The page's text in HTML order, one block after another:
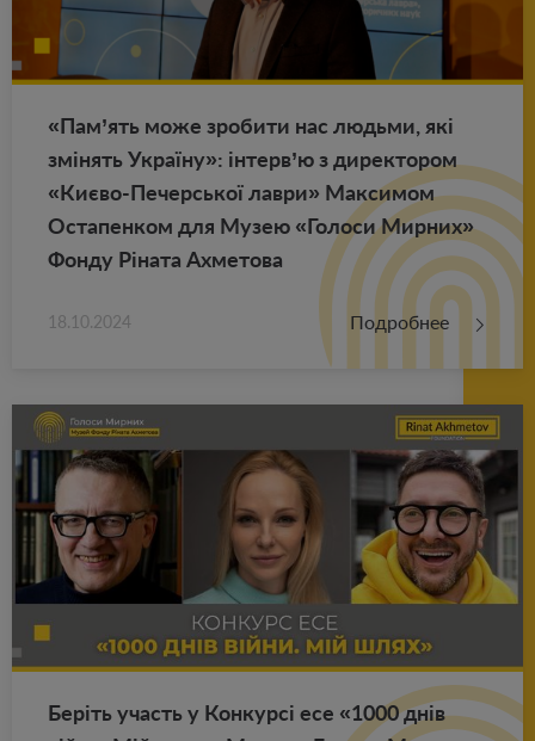
«Пам’ять може зро­би­ти нас лю­дь­ми, які
змінять Україну»: інтерв’ю з ди­рек­то­ром
«Києво-Пе­черсь­кої лаври» Мак­си­мом
Оста­пен­ком для Музею «Го­ло­си Мир­них»
Фонду Ріната Ах­ме­то­ва
18.10.2024 Подробнее
Беріть участь у Кон­курсі есе «1000 днів